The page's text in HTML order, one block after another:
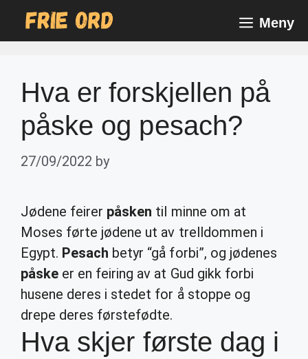
Meny
Hva er forskjellen på
påske og pesach?
27/09/2022 by
Jødene feirer påsken til minne om at
Moses førte jødene ut av trelldommen i
Egypt. Pesach betyr “gå forbi”, og jødenes
påske er en feiring av at Gud gikk forbi
husene deres i stedet for å stoppe og
drepe deres førstefødte.
Hva skjer første dag i